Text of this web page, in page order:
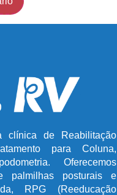
de Reabilitação
para Coluna,
Oferecemos
palmilhas posturais e
RPG (Reeducação